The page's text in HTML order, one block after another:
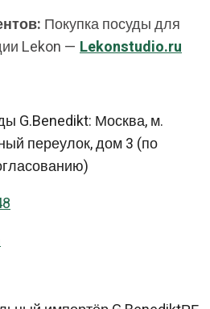
Покупка посуды для
Lekon — Lekonstudio.ru
G.Benedikt: Москва, м.
переулок, дом 3 (по